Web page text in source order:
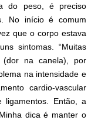
do peso, é preciso
No início é comum
que o corpo estava
sintomas. “Muitas
(dor na canela), por
na intensidade e
cardio-vascular
Então, a
dica é manter o